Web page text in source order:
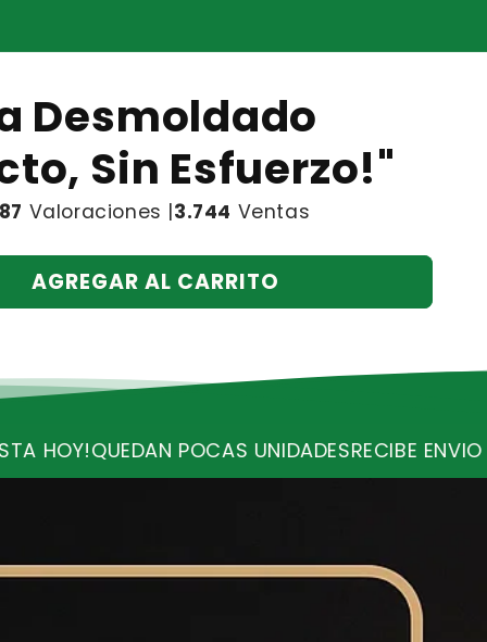
Desmoldado
Sin Esfuerzo!"
Valoraciones |3.744 Ventas
AGREGAR AL CARRITO
UNIDADESRECIBE ENVIO GRATIS¡OFERTA